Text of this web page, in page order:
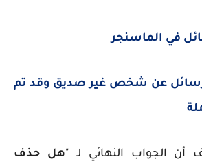
في الماسنجر
عن شخص غير صديق وقد تم
أن الجواب النهائي لـ "هل حذف